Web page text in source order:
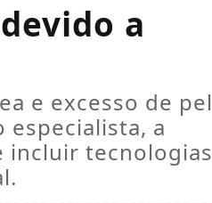
a
e excesso de
especialista, a
incluir tecnologias